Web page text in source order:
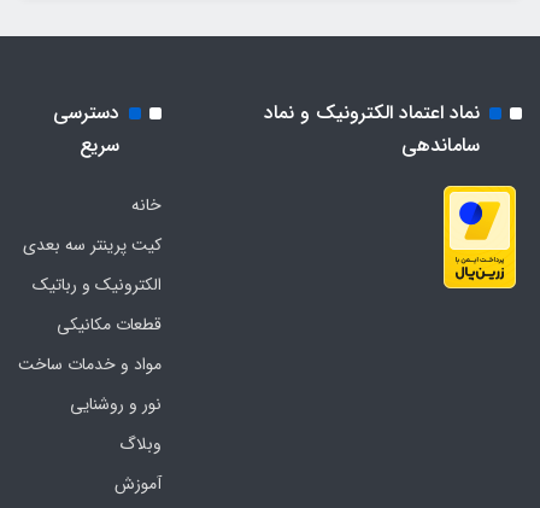
نماد اعتماد الکترونیک و نماد
ساماندهی
دسترسی
سریع
خانه
کیت پرینتر سه بعدی
الکترونیک و رباتیک
قطعات مکانیکی
مواد و خدمات ساخت
نور و روشنایی
وبلاگ
آموزش